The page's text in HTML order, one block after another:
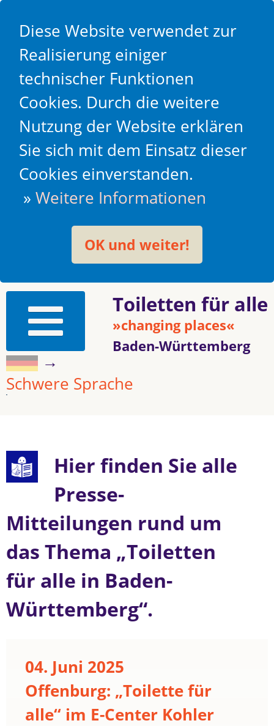
Diese Website verwendet zur
Realisierung einiger
technischer Funktionen
Cookies. Durch die weitere
Nutzung der Website erklären
Sie sich mit dem Einsatz dieser
Cookies einverstanden.
»Weitere Informationen
OK und weiter!
Toiletten für alle
»changing places«
Baden-Württemberg
→
Schwere Sprache
Hier finden Sie alle
Presse-
Mitteilungen rund um
das Thema „Toiletten
für alle in Baden-
Württemberg“.
04. Juni 2025
Offenburg: „Toilette für
alle“ im E-Center Kohler